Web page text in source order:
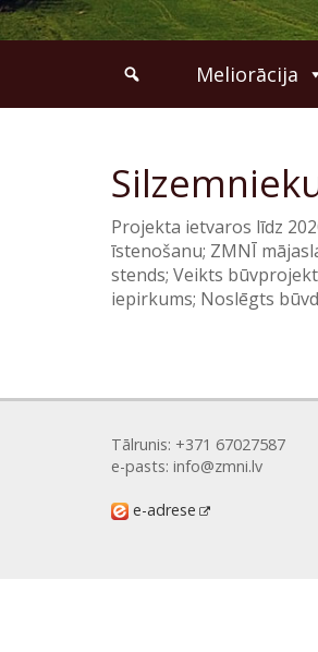
Meliorācija
Projekta ietvaros līdz
īstenošanu; ZMNĪ
stends; Veikts
iepirkums; Noslēgts
Tālrunis: +371 67027587
e-pasts: info@zmni.lv
e-adrese